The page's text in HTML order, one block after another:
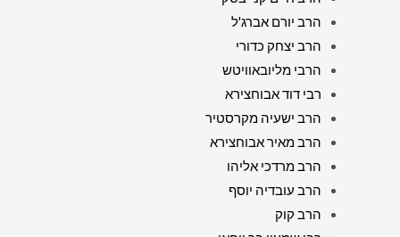
הרב יורם אברג'ל
הרב יצחק כדורי
הרבי מליובאוויטש
רבי דוד אבוחצירא
הרב ישעיה מקרסטיר
הרב מאיר אבוחצירא
הרב מרדכי אליהו
הרב עובדיה יוסף
הרב קוק